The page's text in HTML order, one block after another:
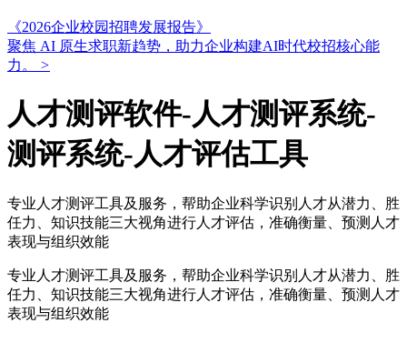
《2026企业校园招聘发展报告》
聚焦 AI 原生求职新趋势，助力企业构建AI时代校招核心能
力。
>
人才测评软件-人才测评系统-
测评系统-人才评估工具
专业人才测评工具及服务，帮助企业科学识别人才从潜力、胜
任力、知识技能三大视角进行人才评估，准确衡量、预测人才
表现与组织效能
专业人才测评工具及服务，帮助企业科学识别人才从潜力、胜
任力、知识技能三大视角进行人才评估，准确衡量、预测人才
表现与组织效能